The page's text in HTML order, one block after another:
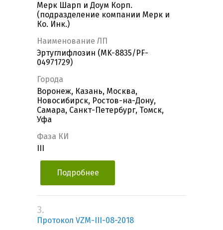
Мерк Шарп и Доум Корп.
(подразделение компании Мерк и
Ко. Инк.)
Наименование ЛП
Эртуглифлозин (MK-8835/PF-
04971729)
Города
Воронеж, Казань, Москва,
Новосибирск, Ростов-на-Дону,
Самара, Санкт-Петербург, Томск,
Уфа
Фаза КИ
Подробнее
3.
Протокол VZM-III-08-2018